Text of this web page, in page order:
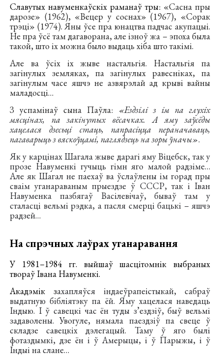
Славутых навуменкаўскіх раманаў тры: «Сасна пры
дарозе» (1962), «Вецер у соснах» (1967), «Сорак
трэці» (1974). Яны ўсе пра юнацтва падчас акупацыі.
Не пра ўсё там дагаворана, але ізноў жа – эпоха была
такой, што іх можна было выдаць хіба што такімі.
Але ва ўсіх іх жыве настальгія. Настальгія па
загінулых земляках, па загінулых равесніках, па
загінулым часе яшчэ не азвярэлай ад крыві вайны
маладосці…
З успамінаў сына Паўла: «Ездзілі з ім па глухіх
мясцінах, па закінутых вёсачках. А яму заўсёды
хацелася дзесьці стаць, папрасіцца пераначаваць,
пагаварыць з вяскоўцамі, паглядзець на зоры ўначы».
Як у карцінах Шагала жыве дарагі яму Віцебск, так у
прозе Навуменкі гучыць гімн яго малой радзіме…
Але як Шагал не паехаў ва ўслаўлены ім горад пры
сваім уганараваным прыездзе ў СССР, так і Іван
Навуменка пазбягаў Васілевічаў, бываў там у
сталасці вельмі рэдка, а пасля смерці бацькі – яшчэ
радзей…
На спрэчных лаўрах уганаравання
У 1981–1984 гг. выйшаў шасцітомнік выбраных
твораў Івана Навуменкі.
Акадэмік захапляўся індаеўрапеістыкай, сабраў
выдатную бібліятэку па ёй. Яму хацелася наведаць
Індыю. І ў савецкі час ён туды з’ездзіў, быў вельмі
задаволены. Увогуле, нямала паездзіў па свеце ў
складзе савецкіх дэлегацый. Таму ў яго былі
фотаздымкі, дзе ён і ў Амерыцы, і ў Парыжы, і ў
Індыі на слане…